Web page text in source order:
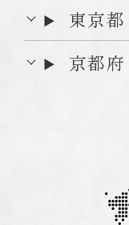
仏壇買取専門
東京都
京都府